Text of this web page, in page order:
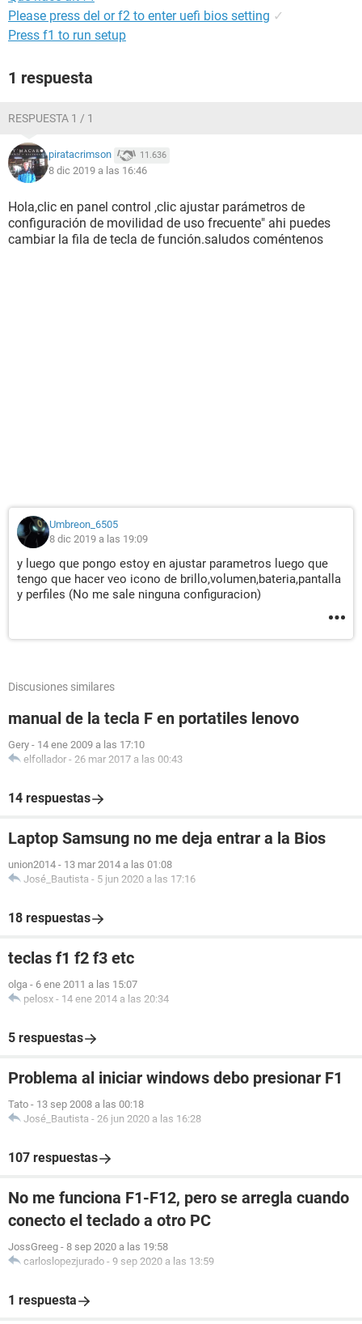
Please press del or f2 to enter uefi bios setting ✓
Press f1 to run setup
1 respuesta
RESPUESTA 1 / 1
piratacrimson 11.636
8 dic 2019 a las 16:46
Hola,clic en panel control ,clic ajustar parámetros de
configuración de movilidad de uso frecuente" ahi puedes
cambiar la fila de tecla de función.saludos coméntenos
Umbreon_6505
8 dic 2019 a las 19:09
y luego que pongo estoy en ajustar parametros luego que
tengo que hacer veo icono de brillo,volumen,bateria,pantalla
y perfiles (No me sale ninguna configuracion)
Discusiones similares
manual de la tecla F en portatiles lenovo
Gery - 14 ene 2009 a las 17:10
elfollador - 26 mar 2017 a las 00:43
14 respuestas
Laptop Samsung no me deja entrar a la Bios
union2014 - 13 mar 2014 a las 01:08
José_Bautista - 5 jun 2020 a las 17:16
18 respuestas
teclas f1 f2 f3 etc
olga - 6 ene 2011 a las 15:07
pelosx - 14 ene 2014 a las 20:34
5 respuestas
Problema al iniciar windows debo presionar F1
Tato - 13 sep 2008 a las 00:18
José_Bautista - 26 jun 2020 a las 16:28
107 respuestas
No me funciona F1-F12, pero se arregla cuando
conecto el teclado a otro PC
JossGreeg - 8 sep 2020 a las 19:58
carloslopezjurado - 9 sep 2020 a las 13:59
1 respuesta